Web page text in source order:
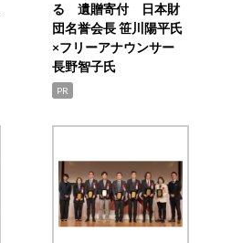
る 遺贈寄付 日本財
団名誉会長 笹川陽平氏
×フリーアナウンサー
長野智子氏
PR